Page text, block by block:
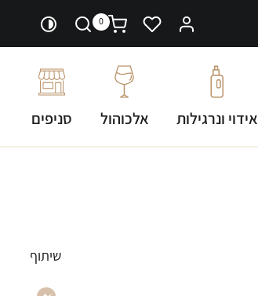
0
אידוי ונרגילות אלכוהול סניפים
שיתוף